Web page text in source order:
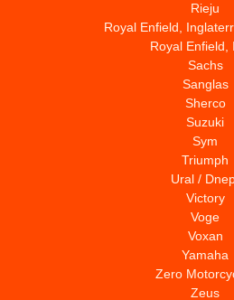
Rieju
Royal Enfield,
Royal Enfield,
Sachs
Sanglas
Sherco
Suzuki
Sym
Triumph
Ural /
Victory
Voge
Voxan
Yamaha
Zero
Zeus